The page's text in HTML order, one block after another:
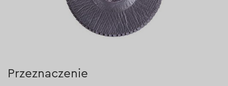
Przeznaczenie